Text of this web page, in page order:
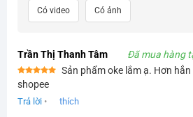
Có video Có ảnh
Trần Thị Thanh Tâm Đã mua hàng
Được xếp
hạng55
sao
Sản phẩm oke lắm ạ. Hơn
shopee
Trả lời • thích